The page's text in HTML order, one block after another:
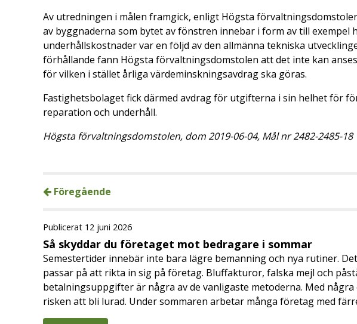
Av utredningen i målen framgick, enligt Högsta
av byggnaderna som bytet av fönstren innebar i form av till
underhållskostnader var en följd av den allmänna tekniska
förhållande fann Högsta förvaltningsdomstolen att det inte kan
för vilken i stället årliga värdeminskningsavdrag ska göras.
Fastighetsbolaget fick därmed avdrag för utgifterna i sin helhet för
reparation och underhåll.
Högsta förvaltningsdomstolen, dom 2019-06-04, Mål nr 2482-2485-18
Föregående
Publicerat 12 juni 2026
Så skyddar du företaget mot bedragare i sommar
Semestertider innebär inte bara lägre bemanning och nya rutiner.
passar på att rikta in sig på företag. Bluffakturor, falska mejl och
betalningsuppgifter är några av de vanligaste metoderna. Med
risken att bli lurad. Under sommaren arbetar många företag med